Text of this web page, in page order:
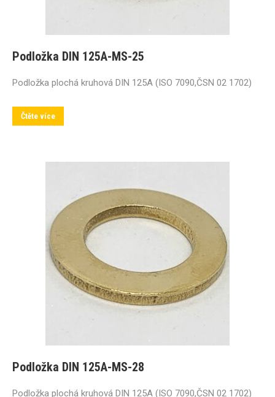
Podložka DIN 125A-MS-25
Podložka plochá kruhová DIN 125A (ISO 7090,ČSN 02 1702)
Čtěte více
Podložka DIN 125A-MS-28
Podložka plochá kruhová DIN 125A (ISO 7090,ČSN 02 1702)